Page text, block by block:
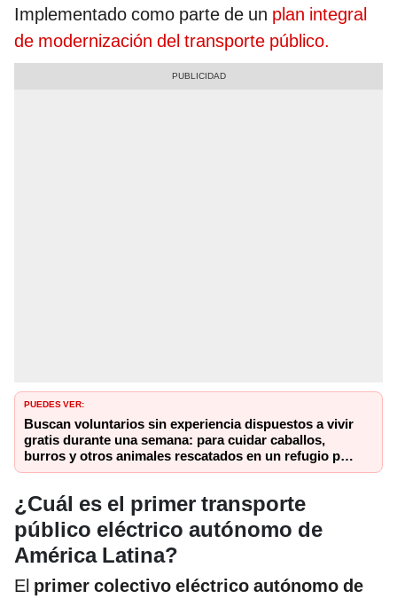
Implementado como parte de un plan integral
de modernización del transporte público.
PUEDES VER:
Buscan voluntarios sin experiencia dispuestos a vivir
gratis durante una semana: para cuidar caballos,
burros y otros animales rescatados en un refugio por
2 horas
¿Cuál es el primer transporte
público eléctrico autónomo de
América Latina?
El primer colectivo eléctrico autónomo de